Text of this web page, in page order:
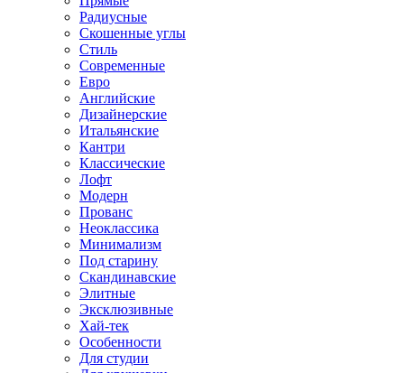
Радиусные
Скошенные углы
Стиль
Современные
Евро
Английские
Дизайнерские
Итальянские
Кантри
Классические
Лофт
Модерн
Прованс
Неоклассика
Минимализм
Под старину
Скандинавские
Элитные
Эксклюзивные
Хай-тек
Особенности
Для студии